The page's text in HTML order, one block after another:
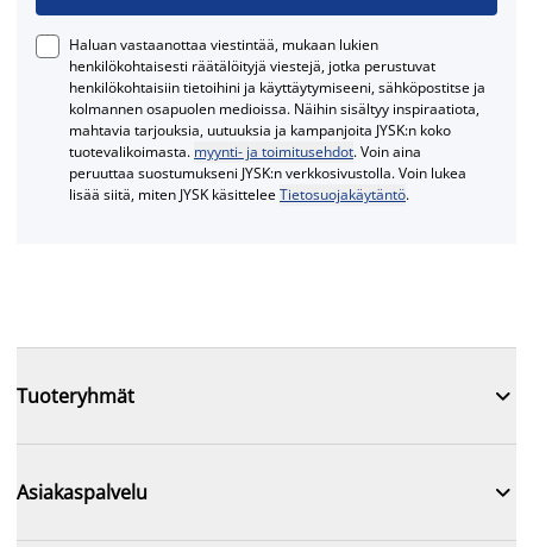
Haluan vastaanottaa viestintää, mukaan lukien
henkilökohtaisesti räätälöityjä viestejä, jotka perustuvat
henkilökohtaisiin tietoihini ja käyttäytymiseeni, sähköpostitse ja
kolmannen osapuolen medioissa. Näihin sisältyy inspiraatiota,
mahtavia tarjouksia, uutuuksia ja kampanjoita JYSK:n koko
tuotevalikoimasta. myynti- ja toimitusehdot. Voin aina
peruuttaa suostumukseni JYSK:n verkkosivustolla. Voin lukea
lisää siitä, miten JYSK käsitteleeTietosuojakäytäntö.
Tuoteryhmät 
Asiakaspalvelu 